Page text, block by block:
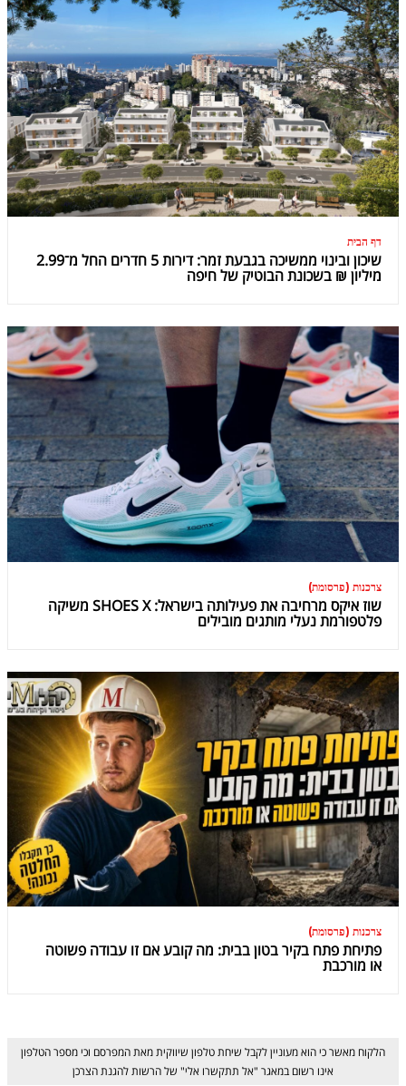
דף הבית
שיכון ובינוי ממשיכה בגבעת זמר: דירות 5 חדרים החל מ־2.99
מיליון ₪ בשכונת הבוטיק של חיפה
צרכנות (פרסומת)
שוז איקס מרחיבה את פעילותה בישראל: SHOES X משיקה
פלטפורמת נעלי מותגים מובילים
צרכנות (פרסומת)
פתיחת פתח בקיר בטון בבית: מה קובע אם זו עבודה פשוטה
או מורכבת
הלקוח מאשר כי הוא מעוניין לקבל שיחת טלפון שיווקית מאת המפרסם וכי מספר הטלפון
אינו רשום במאגר "אל תתקשרו אלי" של הרשות להגנת הצרכן